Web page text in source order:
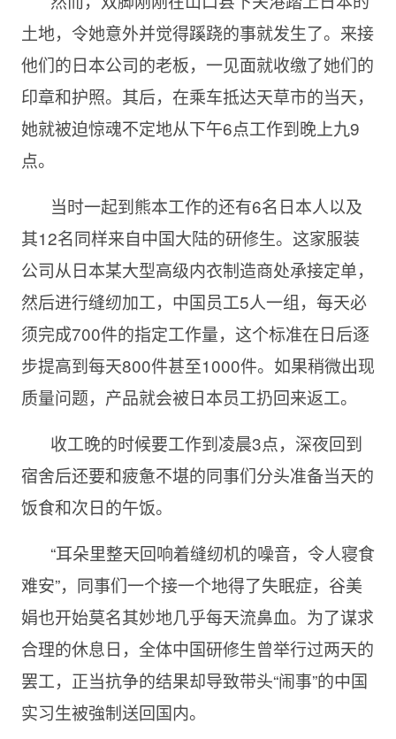
土地，令她意外并觉得蹊跷的事就发生了。来接
他们的日本公司的老板，一见面就收缴了她们的
印章和护照。其后，在乘车抵达天草市的当天，
她就被迫惊魂不定地从下午6点工作到晚上九9
点。
当时一起到熊本工作的还有6名日本人以及
其12名同样来自中国大陆的研修生。这家服装
公司从日本某大型高级内衣制造商处承接定单，
然后进行缝纫加工，中国员工5人一组，每天必
须完成700件的指定工作量，这个标准在日后逐
步提高到每天800件甚至1000件。如果稍微出现
质量问题，产品就会被日本员工扔回来返工。
收工晚的时候要工作到凌晨3点，深夜回到
宿舍后还要和疲惫不堪的同事们分头准备当天的
饭食和次日的午饭。
“耳朵里整天回响着缝纫机的噪音，令人寝食
难安”，同事们一个接一个地得了失眠症，谷美
娟也开始莫名其妙地几乎每天流鼻血。为了谋求
合理的休息日，全体中国研修生曾举行过两天的
罢工，正当抗争的结果却导致带头“闹事”的中国
实习生被強制送回国内。